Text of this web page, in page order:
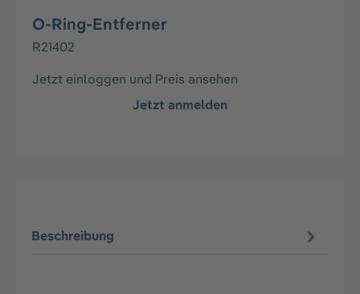
O-Ring-Entferner
R21402
Jetzt einloggen und Preis ansehen
Jetzt anmelden
Beschreibung